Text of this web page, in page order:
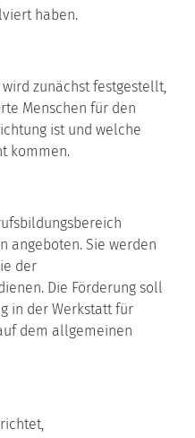
haben.
zunächst festgestellt,
Menschen für den
ist und welche
kommen.
angeboten. Sie werden
der
Die Förderung soll
in der Werkstatt für
dem allgemeinen